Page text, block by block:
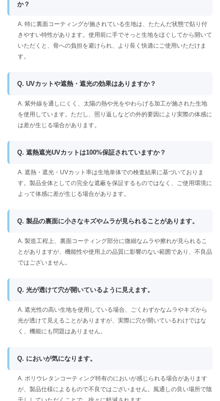
か？
A. 特に裏面コーティングが施されている生地は、たたんだ状態で貼り付
きやすい特性があります。使用前に手でそっと生地をほぐしてから開いて
いただくと、骨への負担を避けられ、より長く快適にご使用いただけま
す。
Q. UVカットや遮熱・遮光の効果はありますか？
A. 紫外線を通しにくく、太陽の熱や光をやわらげる加工が施された生地
を使用しています。ただし、照り返しなどの外的要因により実際の体感に
は差が生じる場合があります。
Q. 遮熱遮光UVカットは100%保証されていますか？
A. 遮熱・遮光・UVカット率は生地単体での検査結果に基づいておりま
す。製品全体としての完全な遮蔽を保証するものではなく、ご使用環境に
よって体感に差が生じる場合があります。
Q. 製品の裏面に小さなキズやムラが見られることがあります。
A. 製造工程上、裏面コーティング部分に微細なムラや擦れが見られるこ
とがありますが、機能性や使用上の品質に影響のない範囲であり、不良品
ではございません。
Q. 光が透けて穴が開いているように見えます。
A. 遮光性の高い生地を使用している場合、ごくわずかなムラやキズから
光が透けて見えることがありますが、実際に穴が開いているわけではな
く、機能にも問題はありません。
Q. においが気になります。
A. ポリウレタンコーティング特有のにおいが感じられる場合があります
が、製品仕様によるもので不良ではございません。風通しの良い場所で陰